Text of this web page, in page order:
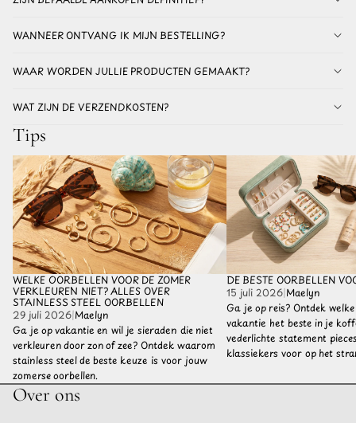
WANNEER ONTVANG IK MIJN BESTELLING?
WAAR WORDEN JULLIE PRODUCTEN GEMAAKT?
WAT ZIJN DE VERZENDKOSTEN?
Tips
Welke oorbellen voor de zomer verkleuren
niet? Alles over stainless steel oorbellen
WELKE OORBELLEN VOOR DE ZOMER
VERKLEUREN NIET? ALLES OVER
STAINLESS STEEL OORBELLEN
29 juli 2026|Maelyn
Ga je op vakantie en wil je sieraden die niet
verkleuren door zon of zee? Ontdek waarom
stainless steel de beste keuze is voor jouw
zomerse oorbellen.
De beste oorbellen voor
DE BESTE OORBELLEN
15 juli 2026|Maelyn
Ga je op reis? Ontdek
vakantie het beste in je
vederlichte statement
klassiekers voor op het
Over ons